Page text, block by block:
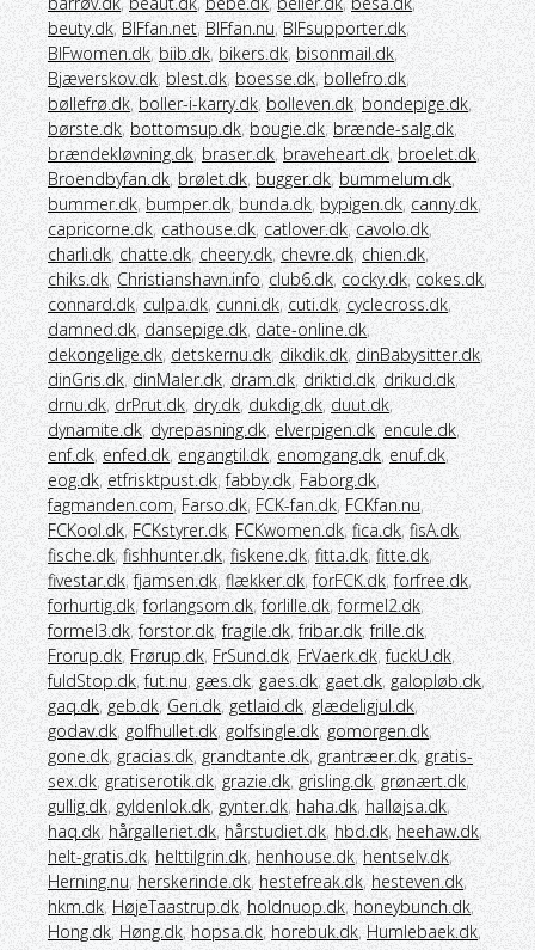
beuty.dk, BIFfan.net, BIFfan.nu, BIFsupporter.dk,
BIFwomen.dk, biib.dk, bikers.dk, bisonmail.dk,
Bjæverskov.dk, blest.dk, boesse.dk, bollefro.dk,
bøllefrø.dk, boller-i-karry.dk, bolleven.dk, bondepige.dk,
børste.dk, bottomsup.dk, bougie.dk, brænde-salg.dk,
brændekløvning.dk, braser.dk, braveheart.dk, broelet.dk,
Broendbyfan.dk, brølet.dk, bugger.dk, bummelum.dk,
bummer.dk, bumper.dk, bunda.dk, bypigen.dk, canny.dk,
capricorne.dk, cathouse.dk, catlover.dk, cavolo.dk,
charli.dk, chatte.dk, cheery.dk, chevre.dk, chien.dk,
chiks.dk, Christianshavn.info, club6.dk, cocky.dk, cokes.dk,
connard.dk, culpa.dk, cunni.dk, cuti.dk, cyclecross.dk,
damned.dk, dansepige.dk, date-online.dk,
dekongelige.dk, detskernu.dk, dikdik.dk, dinBabysitter.dk,
dinGris.dk, dinMaler.dk, dram.dk, driktid.dk, drikud.dk,
drnu.dk, drPrut.dk, dry.dk, dukdig.dk, duut.dk,
dynamite.dk, dyrepasning.dk, elverpigen.dk, encule.dk,
enf.dk, enfed.dk, engangtil.dk, enomgang.dk, enuf.dk,
eog.dk, etfrisktpust.dk,fabby.dk, Faborg.dk,
fagmanden.com, Farso.dk, FCK-fan.dk, FCKfan.nu,
FCKool.dk, FCKstyrer.dk, FCKwomen.dk, fica.dk, fisA.dk,
fische.dk, fishhunter.dk, fiskene.dk, fitta.dk, fitte.dk,
fivestar.dk,fjamsen.dk, flækker.dk,forFCK.dk,forfree.dk,
forhurtig.dk,forlangsom.dk,forlille.dk,formel2.dk,
formel3.dk,forstor.dk,fragile.dk,fribar.dk,frille.dk,
Frorup.dk, Frørup.dk, FrSund.dk, FrVaerk.dk,fuckU.dk,
fuldStop.dk,fut.nu, gæs.dk, gaes.dk, gaet.dk, galopløb.dk,
gaq.dk, geb.dk, Geri.dk, getlaid.dk, glædeligjul.dk,
godav.dk, golfhullet.dk, golfsingle.dk, gomorgen.dk,
gone.dk, gracias.dk, grandtante.dk, grantræer.dk, gratis-
sex.dk, gratiserotik.dk, grazie.dk, grisling.dk, grønært.dk,
gullig.dk, gyldenlok.dk, gynter.dk, haha.dk, halløjsa.dk,
haq.dk, hårgalleriet.dk, hårstudiet.dk, hbd.dk, heehaw.dk,
helt-gratis.dk, helttilgrin.dk, henhouse.dk, hentselv.dk,
Herning.nu, herskerinde.dk, hestefreak.dk, hesteven.dk,
hkm.dk, HøjeTaastrup.dk, holdnuop.dk, honeybunch.dk,
Hong.dk, Høng.dk, hopsa.dk, horebuk.dk, Humlebaek.dk,